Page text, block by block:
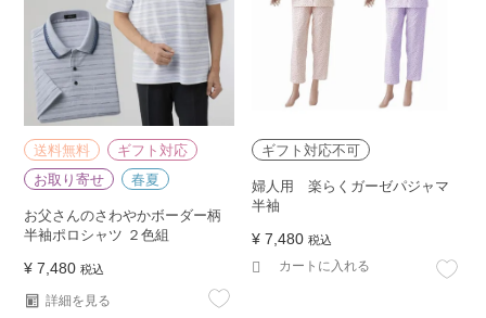
送料無料
ギフト対応
お取り寄せ
春夏
お父さんのさわやかボーダー柄
半袖ポロシャツ ２色組
¥ 7,480 税込
詳細を見る
ギフト対応不可
婦人用 楽らくガーゼパジャマ
半袖
¥ 7,480 税込
カートに入れる